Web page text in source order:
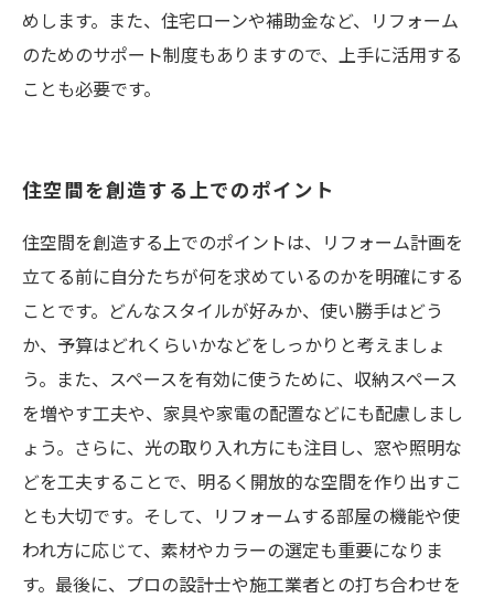
めします。また、住宅ローンや補助金など、リフォーム
のためのサポート制度もありますので、上手に活用する
ことも必要です。
住空間を創造する上でのポイント
住空間を創造する上でのポイントは、リフォーム計画を
立てる前に自分たちが何を求めているのかを明確にする
ことです。どんなスタイルが好みか、使い勝手はどう
か、予算はどれくらいかなどをしっかりと考えましょ
う。また、スペースを有効に使うために、収納スペース
を増やす工夫や、家具や家電の配置などにも配慮しまし
ょう。さらに、光の取り入れ方にも注目し、窓や照明な
どを工夫することで、明るく開放的な空間を作り出すこ
とも大切です。そして、リフォームする部屋の機能や使
われ方に応じて、素材やカラーの選定も重要になりま
す。最後に、プロの設計士や施工業者との打ち合わせを